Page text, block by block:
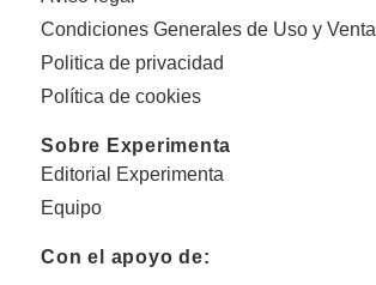
Condiciones Generales de Uso y Venta
Politica de privacidad
Política de cookies
Sobre Experimenta
Editorial Experimenta
Equipo
Con el apoyo de: